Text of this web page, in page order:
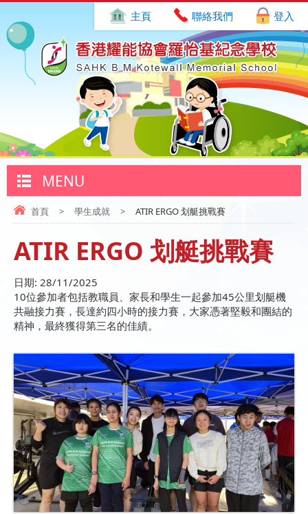
主頁 聯絡我們 登入
MENU
首頁 > 學生成就 > ATIR ERGO 划艇挑戰賽
ATIR ERGO 划艇挑戰賽
日期: 28/11/2025
10位參加者包括教職員、家長和學生一起參加45公里划艇機
共融接力賽，長達約四小時的接力賽，大家憑著堅毅和團結的
精神，最終獲得第三名的佳績。